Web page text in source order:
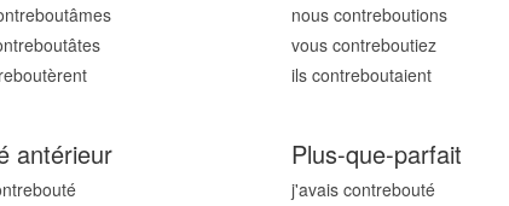
âmes
âtes
èrent
nous contreboutions
vous contreboutiez
ils contreboutaient
antérieur
é
Plus-que-parfait
j'avais contrebouté